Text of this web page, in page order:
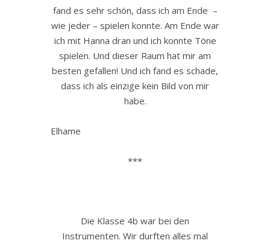
fand es sehr schön, dass ich am Ende –
wie jeder – spielen konnte. Am Ende war
ich mit Hanna dran und ich konnte Töne
spielen. Und dieser Raum hat mir am
besten gefallen! Und ich fand es schade,
dass ich als einzige kein Bild von mir
habe.
Elhame
***
Die Klasse 4b war bei den
Instrumenten. Wir durften alles mal